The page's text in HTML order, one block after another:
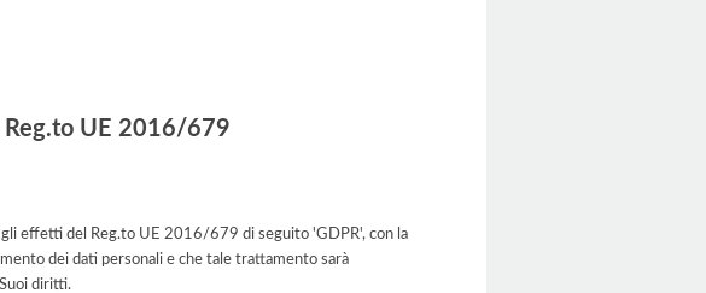
UE 2016/679
gli effetti del Reg.to UE 2016/679 di seguito 'GDPR', con la
dei dati personali e che tale trattamento sarà
diritti.